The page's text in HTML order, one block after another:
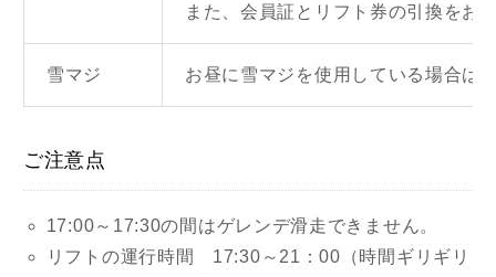
また、会員証とリフト券の引換をお
雪マジ お昼に雪マジを使用している場合は
ご注意点
17:00～17:30の間はゲレンデ滑走できません。
リフトの運行時間 17:30～21：00（時間ギリギリ